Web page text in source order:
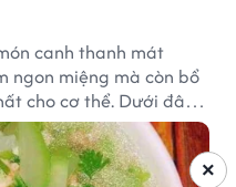
canh thanh mát
ngon miệng mà còn bổ
cho cơ thể. Dưới đây
nấu, phù hợp cho cả
×